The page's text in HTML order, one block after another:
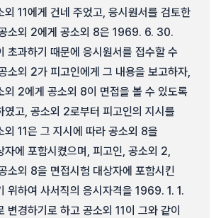
외 11에게 건네 주었고, 응시원서를 검토한
소외 2에게 공소외 8은 1969. 6. 30.
초과하기 때문에 응시원서를 접수할 수
소외 2가 피고인에게 그 내용을 보고하자,
외 2에게 공소외 8이 면접을 볼 수 있도록
였고, 공소외 2로부터 피고인의 지시를
외 11은 그 지시에 따라 공소외 8을
자에 포함시켰으며, 피고인, 공소외 2,
소외 8을 면접시험 대상자에 포함시킨
위하여 사서직의 응시자격을 1969. 1. 1.
변경하기로 하고 공소외 11이 그와 같이